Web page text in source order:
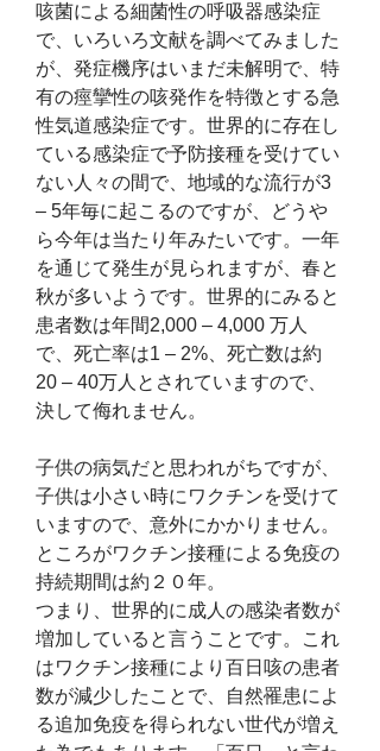
咳菌による細菌性の呼吸器感染症
で、いろいろ文献を調べてみました
が、発症機序はいまだ未解明で、特
有の痙攣性の咳発作を特徴とする急
性気道感染症です。世界的に存在し
ている感染症で予防接種を受けてい
ない人々の間で、地域的な流行が3
– 5年毎に起こるのですが、どうや
ら今年は当たり年みたいです。一年
を通じて発生が見られますが、春と
秋が多いようです。世界的にみると
患者数は年間2,000 – 4,000 万人
で、死亡率は1 – 2%、死亡数は約
20 – 40万人とされていますので、
決して侮れません。
子供の病気だと思われがちですが、
子供は小さい時にワクチンを受けて
いますので、意外にかかりません。
ところがワクチン接種による免疫の
持続期間は約２０年。
つまり、世界的に成人の感染者数が
増加していると言うことです。これ
はワクチン接種により百日咳の患者
数が減少したことで、自然罹患によ
る追加免疫を得られない世代が増え